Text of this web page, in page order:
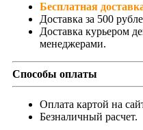
Бесплатная
Доставка за 500
Доставка курьером
менеджерами.
Способы оплаты
Оплата картой на
Безналичный расчет.